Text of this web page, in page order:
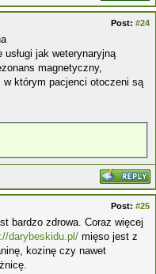
Post: #24
usługi jak weterynaryjną
magnetyczny,
w którym pacjenci otoczeni są
Post: #25
bardzo zdrowa. Coraz więcej
darybeskidu.pl/ mięso jest z
kozinę czy nawet